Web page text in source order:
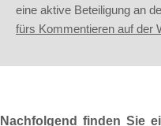
eine aktive Beteiligung an
fürs Kommentieren auf der
Nachfolgend finden Sie